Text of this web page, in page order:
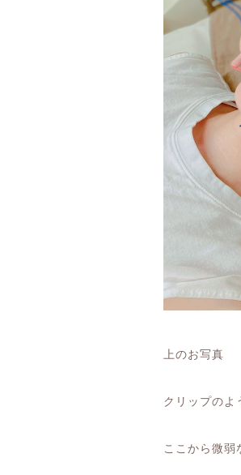
上のお写真
クリップのよ
ここから微弱